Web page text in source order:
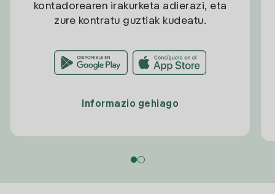
kontadorearen irakurketa adierazi, eta
zure kontratu guztiak kudeatu.
Informazio gehiago